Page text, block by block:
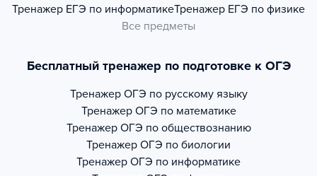
Тренажер ЕГЭ по информатикеТренажер ЕГЭ по физике
Все предметы
Бесплатный тренажер по подготовке к ОГЭ
Тренажер ОГЭ по русскому языку
Тренажер ОГЭ по математике
Тренажер ОГЭ по обществознанию
Тренажер ОГЭ по биологии
Тренажер ОГЭ по информатике